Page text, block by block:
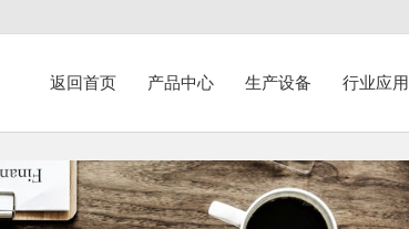
返回首页 产品中心 生产设备 行业应用